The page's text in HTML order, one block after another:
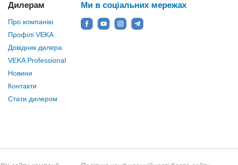
Дилерам
Про компанію
Профілі VEKA
Довідник дилера
VEKA Professional
Новини
Контакти
Стати дилером
Ми в соціальних мережах